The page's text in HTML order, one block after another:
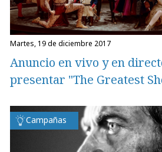
martes, 19 de diciembre 2017
Anuncio en vivo y en
presentar "The Greatest
Campañas